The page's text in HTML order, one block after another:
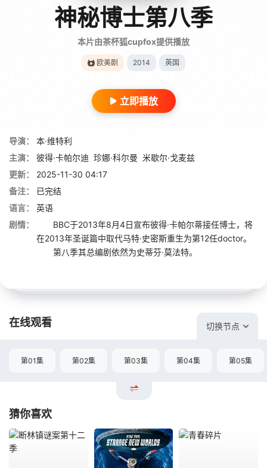
神秘博士第八季
本片由茶杯狐cupfox提供播放
欧美剧 2014 英国
立即播放
导演：
本·维特利
主演：
彼得·卡帕尔迪 珍娜·科尔曼 米歇尔·戈麦兹
更新：
2025-11-30 04:17
备注：
已完结
语言：
英语
剧情：
BBC于2013年8月4日宣布彼得·卡帕尔蒂接任博士，将
在2013年圣诞篇中取代马特·史密斯重生为第12任doctor。
第八季其总编剧依然为史蒂芬·莫法特。
在线观看 切换节点
第01集 第02集 第03集 第04集 第05集
猜你喜欢